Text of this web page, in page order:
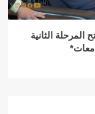
المرحلة الثانية